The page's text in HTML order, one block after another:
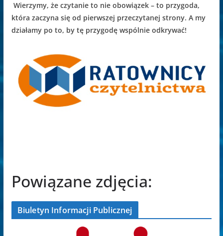
Wierzymy, że czytanie to nie obowiązek – to przygoda,
która zaczyna się od pierwszej przeczytanej strony. A my
działamy po to, by tę przygodę wspólnie odkrywać!
Powiązane zdjęcia:
Biuletyn Informacji Publicznej